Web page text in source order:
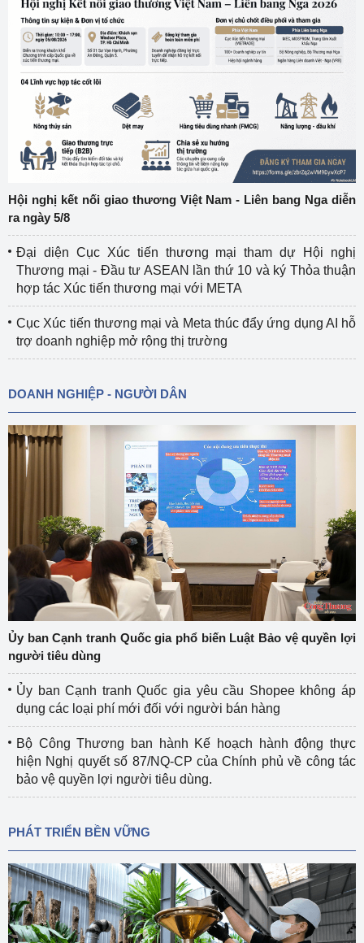
Hội nghị kết nối giao thương Việt Nam - Liên bang Nga diễn
ra ngày 5/8
Đại diện Cục Xúc tiến thương mại tham dự Hội nghị
Thương mại - Đầu tư ASEAN lần thứ 10 và ký Thỏa thuận
hợp tác Xúc tiến thương mại với META
Cục Xúc tiến thương mại và Meta thúc đẩy ứng dụng AI hỗ
trợ doanh nghiệp mở rộng thị trường
DOANH NGHIỆP - NGƯỜI DÂN
Ủy ban Cạnh tranh Quốc gia phổ biến Luật Bảo vệ quyền lợi
người tiêu dùng
Ủy ban Cạnh tranh Quốc gia yêu cầu Shopee không áp
dụng các loại phí mới đối với người bán hàng
Bộ Công Thương ban hành Kế hoạch hành động thực
hiện Nghị quyết số 87/NQ-CP của Chính phủ về công tác
bảo vệ quyền lợi người tiêu dùng.
PHÁT TRIỂN BỀN VỮNG